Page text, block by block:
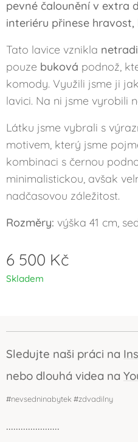
pevné čalounění v extra
interiéru přinese
Tato lavice vznikla
pouze buková podnož,
komody. Využili jsme ji
lavici. Na ni jsme vyrobili
Látku jsme vybrali s
motivem, který jsme
kombinaci s černou
minimalistickou, avšak
nadčasovou záležitost.
Rozměry: výška 41 cm,
6 500 Kč
Skladem
Sledujte naši práci na
nebo dlouhá videa na
#nevsedninabytek #zdvadilny
......................